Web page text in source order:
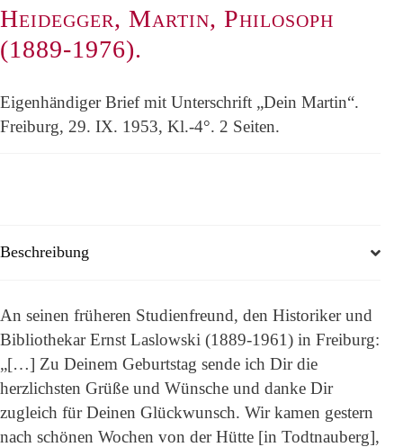
Heidegger, Martin, Philosoph
(1889-1976).
Eigenhändiger Brief mit Unterschrift „Dein Martin“.
Freiburg, 29. IX. 1953, Kl.-4°. 2 Seiten.
Beschreibung
An seinen früheren Studienfreund, den Historiker und
Bibliothekar Ernst Laslowski (1889-1961) in Freiburg:
„[…] Zu Deinem Geburtstag sende ich Dir die
herzlichsten Grüße und Wünsche und danke Dir
zugleich für Deinen Glückwunsch. Wir kamen gestern
nach schönen Wochen von der Hütte [in Todtnauberg],